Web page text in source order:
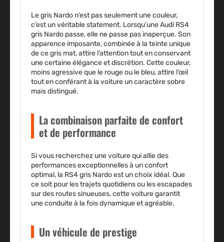
Legris Nardo n’est pas seulement une couleur,
c’est un véritable statement. Lorsqu’uneAudi RS4
gris Nardo passe, elle ne passe pas inaperçue. Son
apparence imposante, combinée à la teinte unique
de ce gris mat, attire l’attention tout en conservant
une certaine élégance et discrétion. Cette couleur,
moins agressive que le rouge ou le bleu, attire l’œil
tout en conférant à la voiture un caractère sobre
mais distingué.
La combinaison parfaite de confort
et de performance
Si vous recherchez une voiture qui allie des
performances exceptionnelles à un confort
optimal, la RS4 gris Nardoest un choix idéal. Que
ce soit pour les trajets quotidiens ou les escapades
sur des routes sinueuses, cette voiture garantit
une conduite à la fois dynamique et agréable.
Un véhicule de prestige